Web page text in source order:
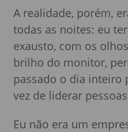
A realidade, porém,
todas as noites: eu
exausto, com os
brilho do monitor,
passado o dia inteiro
vez de liderar
Eu não era um